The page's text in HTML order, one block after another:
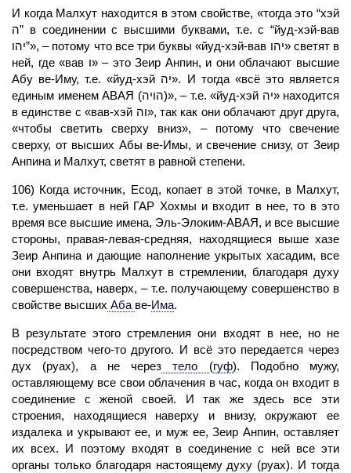
И когдаМалхут находится в этом свойстве, «тогда это “хэй
ה” в соединении с высшими буквами, т.е. с “йуд-хэй-вав
יהו”», – потому что все три буквы «йуд-хэй-вав יהו» светят в
ней, где «вав ו» – это Зеир Анпин, и они облачают высшие
Абу ве-Иму, т.е. «йуд-хэй יה». И тогда «всё это является
единым именемАВАЯ (הויה)», – т.е. «йуд-хэй יה» находится
в единстве с «вав-хэй וה», так как они облачают друг друга,
«чтобы светить сверху вниз», – потому что свечение
сверху, от высших Абы ве-Имы, и свечение снизу, от Зеир
Анпина и Малхут, светят в равной степени.
106) Когда источник, Есод, копает в этой точке, вМалхут,
т.е. уменьшает в ней ГАР Хохмы и входит в нее, то в это
время все высшие имена, Эль-Элоким-АВАЯ, и все высшие
стороны, правая-левая-средняя, находящиеся выше хазе
Зеир Анпина и дающие наполнение укрытых хасадим, все
они входят внутрь Малхут в стремлении, благодаря духу
совершенства, наверх, – т.е. получающему совершенство в
свойстве высших Аба ве-Има.
В результате этого стремления они входят в нее, но не
посредством чего-то другого. И всё это передается через
дух (руах), а не через тело (гуф). Подобно мужу,
оставляющему все свои облачения в час, когда он входит в
соединение с женой своей. И так же здесь все эти
строения, находящиеся наверху и внизу, окружают ее
издалека и укрывают ее, и муж ее, Зеир Анпин, оставляет
их всех. И поэтому входят в соединение с ней все эти
органы только благодаря настоящему духу (руах). И тогда